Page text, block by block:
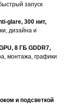
запуск
glare, 300 нит,
дизайна и
8 ГБ GDDR7,
монтажа, графики
и подсветкой